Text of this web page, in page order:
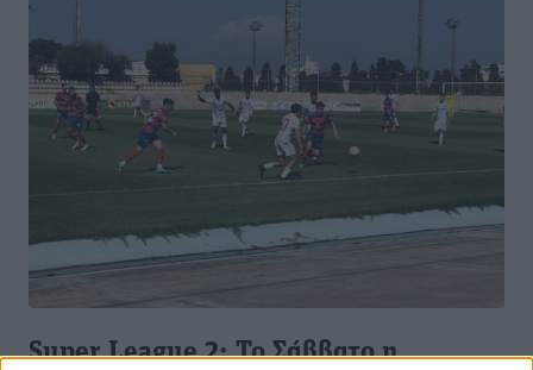
Super League 2: Το Σάββατο η